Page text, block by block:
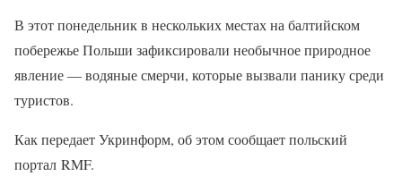
В этот понедельник в нескольких местах на балтийском
побережье Польши зафиксировали необычное природное
явление — водяные смерчи, которые вызвали панику среди
туристов.
Как передает Укринформ, об этом сообщает польский
портал RMF.